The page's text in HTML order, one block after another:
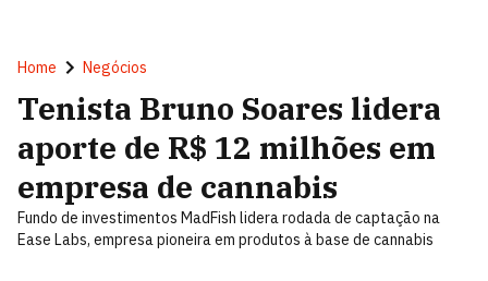
Home Negócios
Tenista Bruno Soares lidera
aporte de R$ 12 milhões em
empresa de cannabis
Fundo de investimentos MadFish lidera rodada de captação na
Ease Labs, empresa pioneira em produtos à base de cannabis